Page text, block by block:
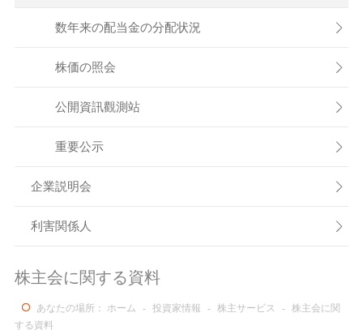

数年来の配当金の分配状況

株価の照会

公開資訊觀測站

重要公示
企業説明会 
利害関係人 
株主会に関する資料
あなたの場所： ホーム - 投資家情報 - 株主サービス - 株主会に関
する資料